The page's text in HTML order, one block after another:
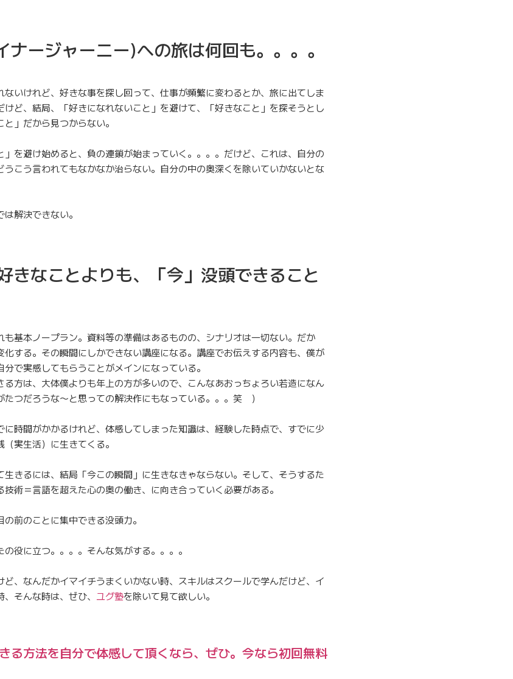
ージャーニー)への旅は何回も。。。。
ないけれど、好きな事を探し回って、仕事が頻繁に変わるとか、旅に出てしま
ど、結局、「好きになれないこと」を避けて、「好きなこと」を探そうとし
」だから見つからない。
を避け始めると、負の連鎖が始まっていく。。。。だけど、これは、自分の
こう言われてもなかなか治らない。自分の中の奥深くを除いていかないとな
解決できない。
きなことよりも、「今」没頭できること
も基本ノープラン。資料等の準備はあるものの、シナリオは一切ない。だか
化する。その瞬間にしかできない講座になる。講座でお伝えする内容も、僕が
で実感してもらうことがメインになっている。
方は、大体僕よりも年上の方が多いので、こんなあおっちょろい若造になん
つだろうな〜と思っての解決作にもなっている。。。笑 ）
時間がかかるけれど、体感してしまった知識は、経験した時点で、すでに少
実生活）に生きてくる。
きるには、結局「今この瞬間」に生きなきゃならない。そして、そうするた
術＝言語を超えた心の奥の働き、に向き合っていく必要がある。
前のことに集中できる没頭力。
役に立つ。。。。そんな気がする。。。。
、なんだかイマイチうまくいかない時、スキルはスクールで学んだけど、イ
そんな時は、ぜひ、
ユグ塾を除いて見て欲しい。
方法を自分で体感して頂くなら、ぜひ。今なら初回無料